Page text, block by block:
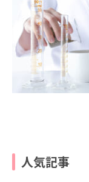
人気記事